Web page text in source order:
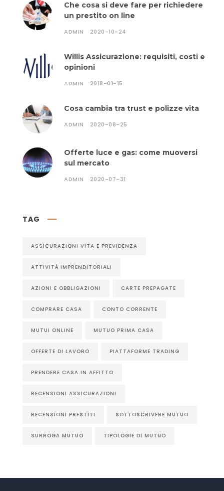
Che cosa si deve fare per richiedere
un prestito on line
ADMIN 2020-10-24
Willis Assicurazione: requisiti, costi e
opinioni
ADMIN 2018-01-15
Cosa cambia tra trust e polizze vita
ADMIN 2020-08-25
Offerte luce e gas: come muoversi
sul mercato
ADMIN 2020-07-31
TAG
ASSICURAZIONI VITA E PREVIDENZA
ATTIVITÀ IMPRENDITORIALI
AZIONI E OBBLIGAZIONI CARTE PREPAGATE
COMPRARE CASA CONTO CORRENTE
MUTUI ONLINE MUTUO PRIMA CASA
OFFERTE DI LAVORO PIATTAFORME TRADING
PRENDERE CASA IN AFFITTO
RECENSIONI ASSICURAZIONI
RECENSIONI PRESTITI SOTTOSCRIVERE MUTUO
SURROGA MUTUO TIPOLOGIE DI MUTUO